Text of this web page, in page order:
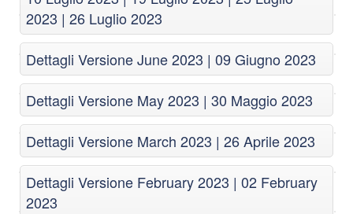
2023 | 26 Luglio 2023
Dettagli Versione June 2023 | 09 Giugno 2023
Dettagli Versione May 2023 | 30 Maggio 2023
Dettagli Versione March 2023 | 26 Aprile 2023
Dettagli Versione February 2023 | 02 February
2023